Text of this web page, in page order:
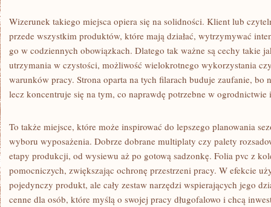
Wizerunek takiego miejsca opiera się na solidności. Klient lub
przede wszystkim produktów, które mają działać, wytrzymywać
go w codziennych obowiązkach. Dlatego tak ważne są cechy takie
utrzymania w czystości, możliwość wielokrotnego wykorzystania
warunków pracy. Strona oparta na tych filarach buduje zaufanie, bo
lecz koncentruje się na tym, co naprawdę potrzebne w
To także miejsce, które może inspirować do lepszego planowania
wyboru wyposażenia. Dobrze dobrane multiplaty czy palety
etapy produkcji, od wysiewu aż po gotową sadzonkę. Folia pvc z
pomocniczych, zwiększając ochronę przestrzeni pracy. W efekcie
pojedynczy produkt, ale cały zestaw narzędzi wspierających jego
cenne dla osób, które myślą o swojej pracy długofalowo i chcą